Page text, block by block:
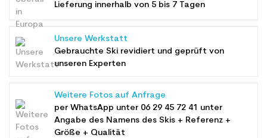
Lieferung innerhalb von 5 bis 7 Tagen
Unsere Werkstatt
Gebrauchte Ski revidiert und geprüft von
unseren Experten
Weitere Fotos auf Anfrage
per WhatsApp unter 06 29 45 72 41 unter
Angabe des Namens des Skis + Referenz +
Größe + Qualität